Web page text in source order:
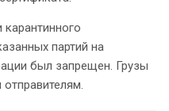
карантинного
партий на
был запрещен. Грузы